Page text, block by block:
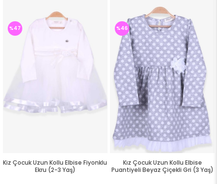
Kiz Çocuk Uzun Kollu Elbise Fiyonklu
Ekru (2-3 Yaş)
%47
Kız Çocuk Uzun Kollu Elbise
Puantiyeli Beyaz Çiçekli Gri (3 Yaş)
%46